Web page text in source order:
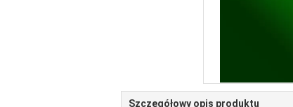
Szczegółowy opis produktu